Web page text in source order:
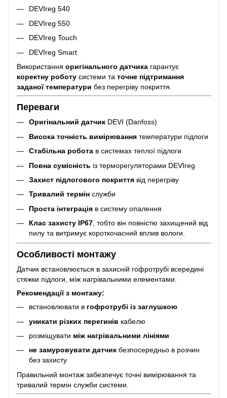
DEVIreg 540
DEVIreg 550
DEVIreg Touch
DEVIreg Smart
Використання оригінального датчика гарантує
коректну роботу системи та точне підтримання
заданої температури без перегріву покриття.
Переваги
Оригінальний датчик DEVI (Danfoss)
Висока точність вимірювання температури підлоги
Стабільна робота в системах теплої підлоги
Повна сумісність із терморегуляторами DEVIreg
Захист підлогового покриття від перегріву
Тривалий термін служби
Проста інтеграція в систему опалення
Клас захисту IP67, тобто він повністю захищений від
пилу та витримує короткочасний вплив вологи.
Особливості монтажу
Датчик встановлюється в захисній гофротрубі всередині
стяжки підлоги, між нагрівальними елементами.
Рекомендації з монтажу:
встановлювати в гофротрубі із заглушкою
уникати різких перегинів кабелю
розміщувати між нагрівальними лініями
не замуровувати датчик безпосередньо в розчин
без захисту
Правильний монтаж забезпечує точні вимірювання та
тривалий термін служби системи.